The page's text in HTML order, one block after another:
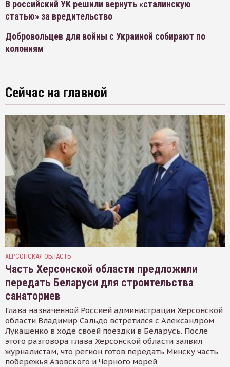
В российский УК решили вернуть «сталинскую
статью» за вредительство
Добровольцев для войны с Украиной собирают по
колониям
Сейчас на главной
ХЕРСОНСКАЯ ОБЛАСТЬ
Часть Херсонской области предложили
передать Беларуси для строительства
санаториев
Глава назначенной Россией администрации Херсонской
области Владимир Сальдо встретился с Александром
Лукашенко в ходе своей поездки в Беларусь. После
этого разговора глава Херсонской области заявил
журналистам, что регион готов передать Минску часть
побережья Азовского и Черного морей